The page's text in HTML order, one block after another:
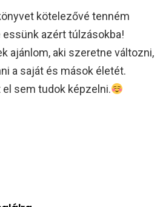
kötelezővé tenném
essünk azért túlzásokba!
ajánlom, aki szeretne változni,
a saját és mások életét.
sem tudok képzelni.